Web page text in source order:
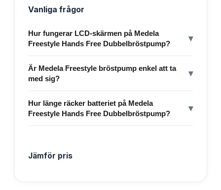
Vanliga frågor
Hur fungerar LCD-skärmen på Medela
Freestyle Hands Free Dubbelbröstpump?
▾
Är Medela Freestyle bröstpump enkel att ta
med sig?
▾
Hur länge räcker batteriet på Medela
Freestyle Hands Free Dubbelbröstpump?
▾
Jämför pris